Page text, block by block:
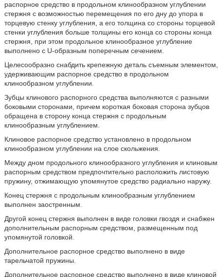
распорное средство в продольном клинообразном углублении
стержня с возможностью перемещения по его дну до упора в
торцевую стенку углубления, а его толщина со стороны торцевой
стенки углубления больше толщины его конца со стороны конца
стержня, при этом продольное клинообразное углубление
выполнено с U-образным поперечным сечением.
Целесообразно снабдить крепежную деталь съемным элементом,
удерживающим распорное средство в продольном
клинообразном углублении.
Зубцы клинового распорного средства выполняются с разными
боковыми сторонами, причем короткая боковая сторона зубцов
обращена в сторону конца стержня с продольным
клинообразным углублением.
Клиновое распорное средство установлено в продольном
клинообразном углублении на слое скольжения.
Между дном продольного клинообразного углубления и клиновым
распорным средством предпочтительно расположить листовую
пружину, отжимающую упомянутое средство радиально наружу.
Конец стержня с продольным клинообразным углублением
выполнен заостренным.
Другой конец стержня выполнен в виде головки гвоздя и снабжен
дополнительным распорным средством, размещенным под
упомянутой головкой.
Дополнительное распорное средство выполнено в виде
тарельчатой пружины.
Дополнительное распорное средство выполнено в виде клиновой